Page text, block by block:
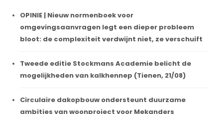
OPINIE | Nieuw normenboek voor
omgevingsaanvragen legt een dieper probleem
bloot: de complexiteit verdwijnt niet, ze verschuift
Tweede editie Stockmans Academie belicht de
mogelijkheden van kalkhennep (Tienen, 21/08)
Circulaire dakopbouw ondersteunt duurzame
ambities van woonproject voor Mekanders